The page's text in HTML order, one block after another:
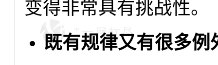
变得非常具有挑战性。
既有规律又有很多例